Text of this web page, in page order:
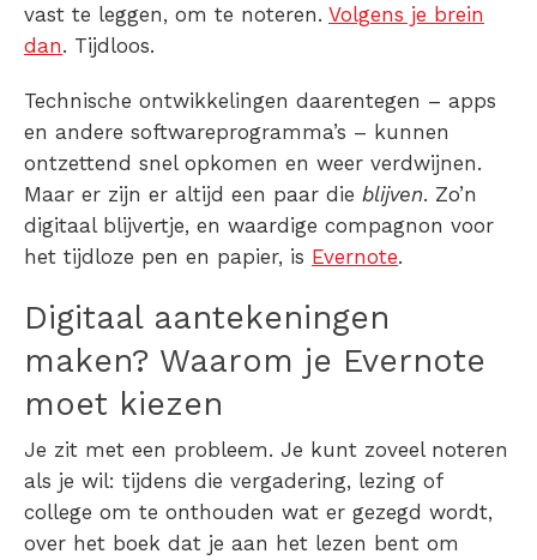
vast te leggen, om te noteren. Volgens je brein
dan. Tijdloos.
Technische ontwikkelingen daarentegen – apps
en andere softwareprogramma’s – kunnen
ontzettend snel opkomen en weer verdwijnen.
Maar er zijn er altijd een paar die blijven. Zo’n
digitaal blijvertje, en waardige compagnon voor
het tijdloze pen en papier, is Evernote.
Digitaal aantekeningen
maken? Waarom je Evernote
moet kiezen
Je zit met een probleem. Je kunt zoveel noteren
als je wil: tijdens die vergadering, lezing of
college om te onthouden wat er gezegd wordt,
over het boek dat je aan het lezen bent om